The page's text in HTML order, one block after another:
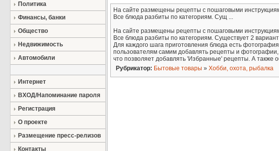
Политика
Финансы, банки
Общество
Недвижимость
Автомобили
Интернет
ВХОД/Напоминание пароля
Регистрация
О проекте
Размещение пресс-релизов
Контакты
На сайте размещены рецепты с пошаговыми
Все блюда разбиты по категориям. Сущ ...
На сайте размещены рецепты с пошаговыми
Все блюда разбиты по категориям. Существует 2
Для каждого шага приготовления блюда есть
пользователям самим добавлять рецепты и
что позволяет добавлять 'Избранные' рецепты. А также
Рубрикатор: Бытовые товары » Хобби, охота, рыбалка